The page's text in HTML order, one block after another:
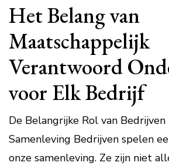
Het Belang van
Maatschappelijk
Verantwoord
voor Elk Bedrijf
De Belangrijke Rol van Bedrijven
Samenleving Bedrijven spelen
onze samenleving. Ze zijn niet